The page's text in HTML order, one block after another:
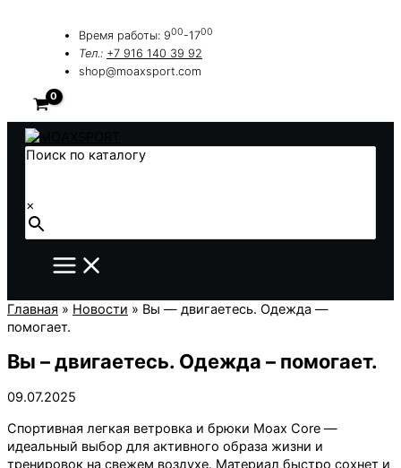
содержимому
Время работы: 900-1700
Тел.: +7 916 140 39 92
shop@moaxsport.com
Поиск по каталогу
×
Главная » Новости » Вы — двигаетесь. Одежда —
помогает.
Вы – двигаетесь. Одежда – помогает.
09.07.2025
Спортивная легкая ветровка и брюки Moaх Core —
идеальный выбор для активного образа жизни и
тренировок на свежем воздухе. Материал быстро сохнет и